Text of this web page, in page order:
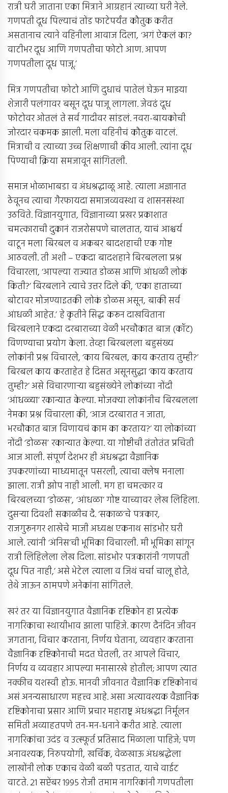
रात्री घरी जाताना एका मित्राने आग्रहानं त्याच्या घरी नेले.
गणपती दूध पिल्याचं तोंड फाटेपर्यंत कौतुक करीत
असतानाच त्याने वहिनीला आवाज दिला, ‘अगं ऐकलं का?
वाटीभर दूध आणि गणपतीचा फोटो आण. आपण
गणपतीला दूध पाजू.’
मित्र गणपतीचा फोटो आणि दुधाचं पातेलं घेऊन माझ्या
शेजारी पलंगावर बसून दूध पाजू लागला. जेवढं दूध
फोटोवर ओतलं ते सर्व गादीवर सांडलं. नवरा-बायकोची
जोरदार चकमक झाली. मला वहिनीचं कौतुक वाटलं.
मित्राची व त्याच्या उच्च शिक्षणाची कीव आली. त्यांना दूध
पिण्याची क्रिया समजावून सांगितली.
समाज भोळाभाबडा व अंधश्रद्धाळू आहे. त्याला अज्ञानात
ठेवूनच त्याचा गैरफायदा समाजव्यवस्था व शासनसंस्था
उठविते. विज्ञानयुगात, विज्ञानाच्या प्रखर प्रकाशात
चमत्काराची दुकानं राजरोसपणे चालतात, याचं आश्चर्य
वाटून मला बिरबल व अकबर बादशहाची एक गोष्ट
आठवली. ती अशी – एकदा बादशहाने बिरबलला प्रश्न
विचारला, ‘आपल्या राज्यात डोळस आणि आंधळी लोकं
किती?’ बिरबलाने त्याचे उत्तर दिले की, ‘एका हाताच्या
बोटावर मोजण्याइतकी लोकं डोळस असून, बाकी सर्व
आंधळी आहेत.’ हे कृतीने सिद्ध करून दाखविताना
बिरबलाने एकदा दरबाराच्या वेळी भरचौकात बाज (कॉट)
विणण्याचा प्रयोग केला. तेव्हा बिरबलला बहुसंख्य
लोकांनी प्रश्न विचारले, ‘काय बिरबल, काय करताय तुम्ही?’
बिरबल काय करताहेत हे दिसत असूनसुद्धा ‘काय करताय
तुम्ही?’ असे विचारणार्‍या बहुसंख्येने लोकांच्या नोंदी
‘आंधळ्या’ रकान्यात केल्या. मोजक्या लोकांनीच बिरबलला
नेमका प्रश्न विचारला की, ‘आज दरबारात न जाता,
भरचौकात बाज विणायचं काम का करताय?’ या लोकांच्या
नोंदी ‘डोळस’ रकान्यात केल्या. या गोष्टीची तंतोतंत प्रचिती
आज आली. संपूर्ण देशभर ही अंधश्रद्धा वैज्ञानिक
उपकरणांच्या माध्यमातून पसरली, त्याचा क्लेष मनाला
झाला. रात्री झोप नाही आली. मग हा चमत्कार व
बिरबलच्या ‘डोळस’, ‘आंधळा’ गोष्ट याच्यावर लेख लिहिला.
दुसर्‍या दिवशी सकाळीच दै. ‘सकाळ’चे पत्रकार,
राजगुरूनगर शाखेचे माजी अध्यक्ष एकनाथ सांडभोर घरी
आले. त्यांनी ‘अंनिस’ची भूमिका विचारली. मी भूमिका सांगून
रात्री लिहिलेला लेख दिला. सांडभोर पत्रकारांनी ‘गणपती
दूध पित नाही,’ असे भेटेल त्याला व जिथं चर्चा चालू होते,
तेथे जाऊन ठामपणे अनेकांना सांगितले.
खरं तर या विज्ञानयुगात वैज्ञानिक दृष्टिकोन हा प्रत्येक
नागरिकाचा स्थायीभाव झाला पाहिजे. कारण दैनंदिन जीवन
जगताना, विचार करताना, निर्णय घेताना, व्यवहार करताना
वैज्ञानिक दृष्टिकोनाची मदत घेतली, तर आपले विचार,
निर्णय व व्यवहार आपल्या मनासारखे होतील; आपण त्यात
नक्कीच यशस्वी होऊ. मानवी जीवनात वैज्ञानिक दृष्टिकोनाचं
असं अनन्यसाधारण महत्त्व आहे. असा अत्यावश्यक वैज्ञानिक
दृष्टिकोनाचा प्रसार आणि प्रचार महाराष्ट्र अंधश्रद्धा निर्मूलन
समिती अव्याहतपणे तन-मन-धनाने करीत आहे. त्याला
नागरिकांचा उदंड व उत्स्फूर्त प्रतिसाद मिळाला पाहिजे; पण
अनावश्यक, निरुपयोगी, खर्चिक, वेळखाऊ अंधश्रद्धेला
लाखोंनी लोक एकाच वेळी बळी पडतात, याचे वाईट
वाटते. 21 सप्टेंबर 1995 रोजी तमाम नागरिकांनी गणपतीला